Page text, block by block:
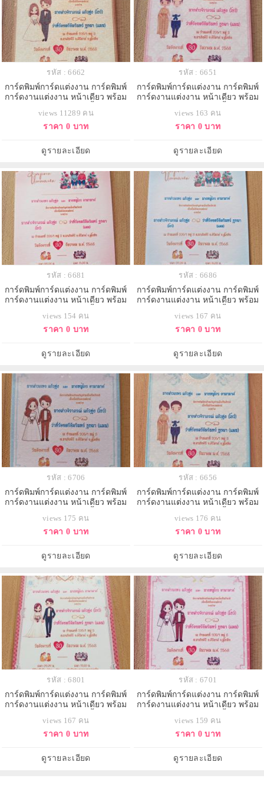
รหัส : 6662
การ์ดพิมพ์การ์ดแต่งงาน การ์ดพิมพ์
การ์ดงานแต่งงาน หน้าเดียว พร้อม
views 11289 คน
ราคา 0 บาท
ดูรายละเอียด
รหัส : 6651
การ์ดพิมพ์การ์ดแต่งงาน การ์ดพิมพ์
การ์ดงานแต่งงาน หน้าเดียว พร้อม
views 163 คน
ราคา 0 บาท
ดูรายละเอียด
รหัส : 6681
การ์ดพิมพ์การ์ดแต่งงาน การ์ดพิมพ์
การ์ดงานแต่งงาน หน้าเดียว พร้อม
views 154 คน
ราคา 0 บาท
ดูรายละเอียด
รหัส : 6686
การ์ดพิมพ์การ์ดแต่งงาน การ์ดพิมพ์
การ์ดงานแต่งงาน หน้าเดียว พร้อม
views 167 คน
ราคา 0 บาท
ดูรายละเอียด
รหัส : 6706
การ์ดพิมพ์การ์ดแต่งงาน การ์ดพิมพ์
การ์ดงานแต่งงาน หน้าเดียว พร้อม
views 175 คน
ราคา 0 บาท
ดูรายละเอียด
รหัส : 6656
การ์ดพิมพ์การ์ดแต่งงาน การ์ดพิมพ์
การ์ดงานแต่งงาน หน้าเดียว พร้อม
views 176 คน
ราคา 0 บาท
ดูรายละเอียด
รหัส : 6801
การ์ดพิมพ์การ์ดแต่งงาน การ์ดพิมพ์
การ์ดงานแต่งงาน หน้าเดียว พร้อม
views 167 คน
ราคา 0 บาท
ดูรายละเอียด
รหัส : 6701
การ์ดพิมพ์การ์ดแต่งงาน การ์ดพิมพ์
การ์ดงานแต่งงาน หน้าเดียว พร้อม
views 159 คน
ราคา 0 บาท
ดูรายละเอียด